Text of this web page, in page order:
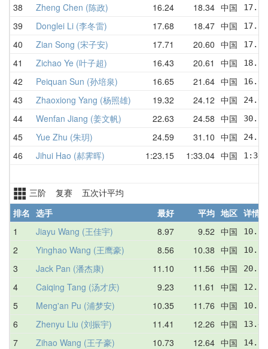
38 Zheng Chen (陈政) 16.24 18.34 中国
39 Donglei Li (李冬雷) 17.68 18.47 中国
40 Zian Song (宋子安) 17.71 20.60 中国
41 Zichao Ye (叶子超) 16.43 20.61 中国
42 Peiquan Sun (孙培泉) 16.65 21.64 中国
43 Zhaoxiong Yang (杨照雄) 19.32 24.12 中国
44 Wenfan Jiang (姜文帆) 22.63 24.58 中国
45 Yue Zhu (朱玥) 24.59 31.10 中国
46 Jihui Hao (郝霁晖) 1:23.15 1:33.04 中国
三阶 复赛 五次计平均
排名 选手 最好 平均 地区 详情
1
Jiayu Wang (王佳宇) 8.97 9.52 中国
2 Yinghao Wang (王鹰豪) 8.56 10.38 中国
3 Jack Pan (潘杰康) 11.10 11.56 中国
4 Caiqing Tang (汤才庆) 9.23 11.61 中国
5 Meng'an Pu (浦梦安) 10.35 11.76 中国
6 Zhenyu Liu (刘振宇) 11.41 12.26 中国
7 Zihao Wang (王子豪) 10.73 12.64 中国